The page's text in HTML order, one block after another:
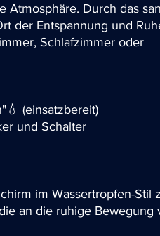
Atmosphäre. Durch das
der Entspannung und
Schlafzimmer oder
(einsatzbereit)
und Schalter
im Wassertropfen-Stil
an die ruhige Bewegung